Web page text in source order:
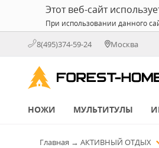
Этот веб-сайт
При использовании данного
8(495)374-59-24 Москва
НОЖИ МУЛЬТИТУЛЫ
Главная → АКТИВНЫЙ ОТДЫХ